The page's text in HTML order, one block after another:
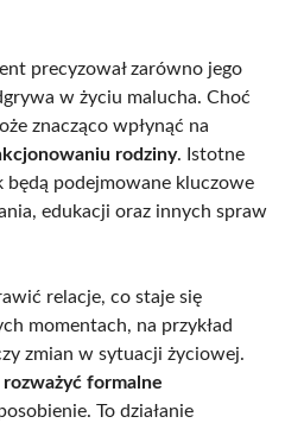
precyzował zarówno jego
w życiu malucha. Choć
znacząco wpłynąć na
rodziny. Istotne
będą podejmowane kluczowe
edukacji oraz innych spraw
relacje, co staje się
momentach, na przykład
zmian w sytuacji życiowej.
formalne
To działanie